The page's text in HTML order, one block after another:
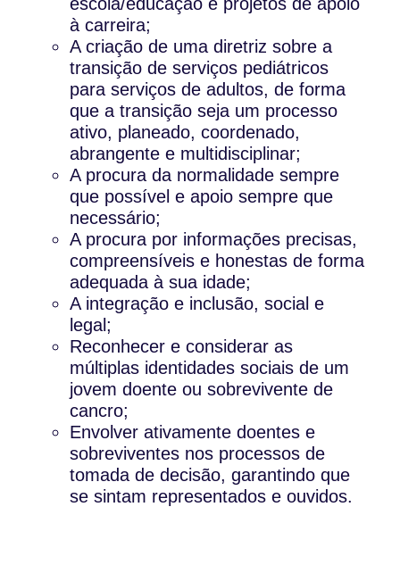
à carreira;
A criação de uma diretriz sobre a
transição de serviços pediátricos
para serviços de adultos, de forma
que a transição seja um processo
ativo, planeado, coordenado,
abrangente e multidisciplinar;
A procura da normalidade sempre
que possível e apoio sempre que
necessário;
A procura por informações precisas,
compreensíveis e honestas de forma
adequada à sua idade;
A integração e inclusão, social e
legal;
Reconhecer e considerar as
múltiplas identidades sociais de um
jovem doente ou sobrevivente de
cancro;
Envolver ativamente doentes e
sobreviventes nos processos de
tomada de decisão, garantindo que
se sintam representados e ouvidos.